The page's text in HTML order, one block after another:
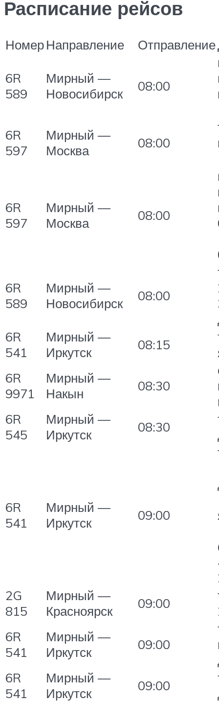
Расписание рейсов
НомерНаправление Отправление
6R
589
Мирный —
Новосибирск
08:00
6R
597
Мирный —
Москва
08:00
6R
597
Мирный —
Москва
08:00
6R
589
Мирный —
Новосибирск
08:00
6R
541
Мирный —
Иркутск
08:15
6R
9971
Мирный —
Накын
08:30
6R
545
Мирный —
Иркутск
08:30
6R
541
Мирный —
Иркутск
09:00
2G
815
Мирный —
Красноярск
09:00
6R
541
Мирный —
Иркутск
09:00
6R
541
Мирный —
Иркутск
09:00